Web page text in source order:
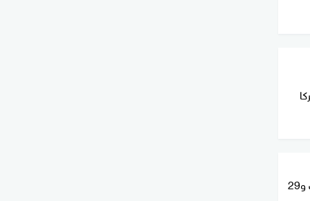
حل الدولتين.. 10 ضد و12 امتنعت و29